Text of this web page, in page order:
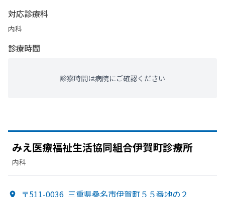
対応診療科
内科
診療時間
診察時間は病院にご確認ください
みえ医療福祉生活協同組合伊賀町診療所
内科
〒511-0036 三重県桑名市伊賀町５５番地の２